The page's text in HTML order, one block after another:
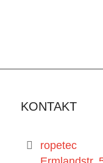
KONTAKT
ropetec